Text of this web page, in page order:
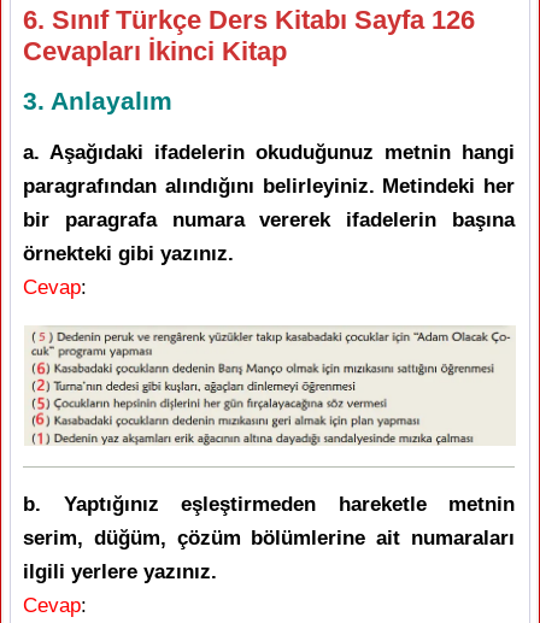
6. Sınıf Türkçe Ders Kitabı Sayfa 126
Cevapları İkinci Kitap
3. Anlayalım
a. Aşağıdaki ifadelerin okuduğunuz metnin hangi
paragrafından alındığını belirleyiniz. Metindeki her
bir paragrafa numara vererek ifadelerin başına
örnekteki gibi yazınız.
Cevap:
b. Yaptığınız eşleştirmeden hareketle metnin
serim, düğüm, çözüm bölümlerine ait numaraları
ilgili yerlere yazınız.
Cevap: